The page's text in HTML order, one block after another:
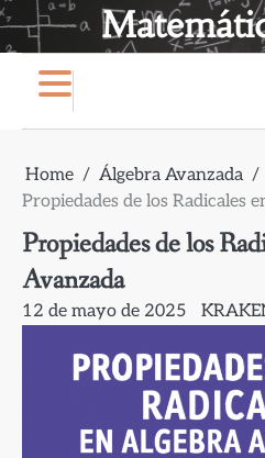
Skip
Home
Álgebra Avanzada
Propiedades de los Radicales
Propiedades de los
Avanzada
12 de mayo de 2025